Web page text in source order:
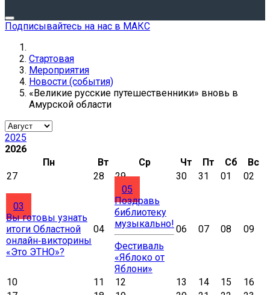
Подписывайтесь на нас в МАКС
Стартовая
Мероприятия
Новости (события)
«Великие русские путешественники» вновь в
Амурской области
2025
2026
Пн
Вт Ср Чт Пт Сб
Вс
27
28 29 30 31 01 02
03
Вы готовы узнать
итоги Областной
онлайн‑викторины
«Это ЭТНО»?
04
05
Поздравь
библиотеку
музыкально!
Фестиваль
«Яблоко от
Яблони»
06 07 08 09
10 11 12 13 14 15
16